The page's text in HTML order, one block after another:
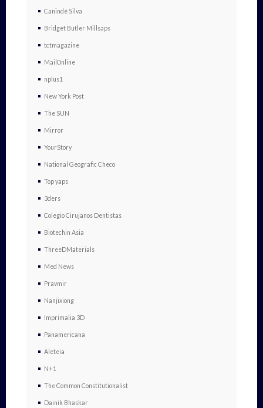
Canindé Silva
Bridget Butler Millsaps
tctmagazine
MailOnline
nplus1
New York Post
The SUN
Mirror
YourStory
National Geografic Checo
Top yaps
3ders
Colegio Cirujanos Dentistas
Biotechin Asia
ThreeDMaterials
Med News
Pravmir
Nanjixiong
Imprimalia 3D
Panamericana
Aleteia
N+1
The Common Constitutionalist
Dainik Bhaskar